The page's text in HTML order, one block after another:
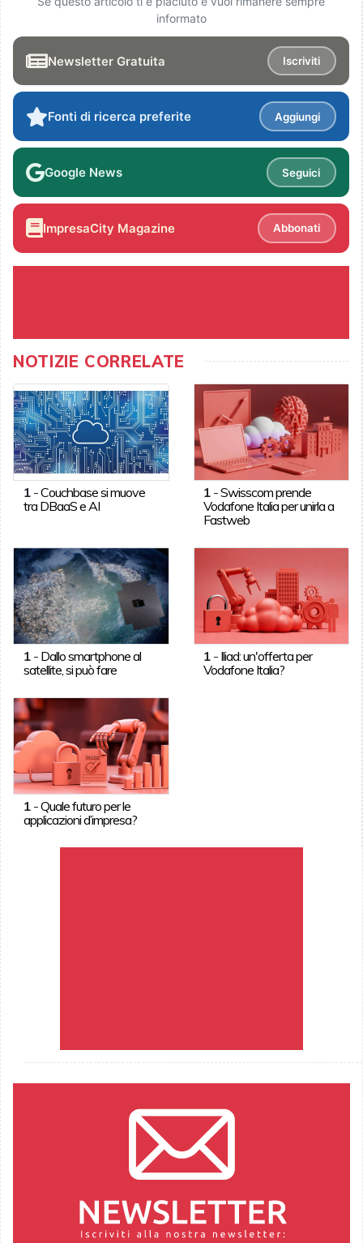
informato
Newsletter Gratuita Iscriviti
Fonti di ricerca preferite Aggiungi
Google News Seguici
ImpresaCity Magazine Abbonati
NOTIZIE CORRELATE
1-Couchbase si muove
tra DBaaS e AI
1 -Swisscom prende
Vodafone Italia per unirla a
Fastweb
1- Dallo smartphone al
satellite, si può fare
1 - Iliad: un'offerta per
Vodafone Italia?
1-Quale futuro per le
applicazioni d’impresa?